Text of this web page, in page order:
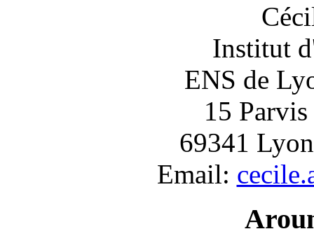
Institut
ENS de
15 Parvis
69341
Email: